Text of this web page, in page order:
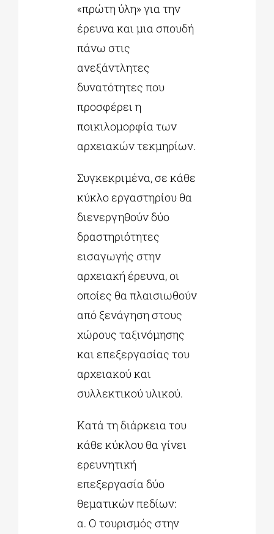
«πρώτη ύλη» για την
έρευνα και μια σπουδή
πάνω στις
ανεξάντλητες
δυνατότητες που
προσφέρει η
ποικιλομορφία των
αρχειακών τεκμηρίων.
Συγκεκριμένα, σε κάθε
κύκλο εργαστηρίου θα
διενεργηθούν δύο
δραστηριότητες
εισαγωγής στην
αρχειακή έρευνα, οι
οποίες θα πλαισιωθούν
από ξενάγηση στους
χώρους ταξινόμησης
και επεξεργασίας του
αρχειακού και
συλλεκτικού υλικού.
Κατά τη διάρκεια του
κάθε κύκλου θα γίνει
ερευνητική
επεξεργασία δύο
θεματικών πεδίων:
α. Ο τουρισμός στην